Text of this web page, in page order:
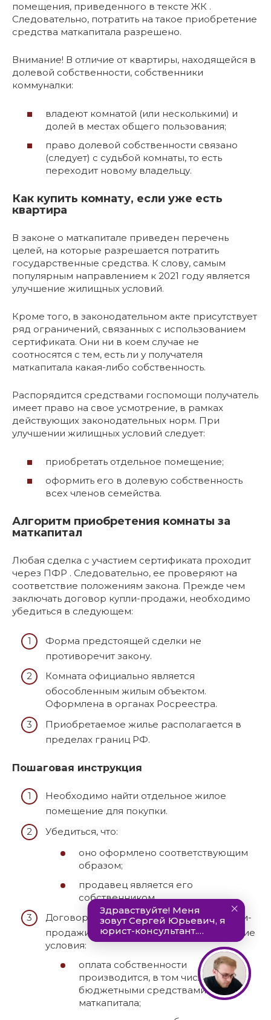
помещения, приведенного в тексте ЖК .
Следовательно, потратить на такое приобретение
средства маткапитала разрешено.
Внимание! В отличие от квартиры, находящейся в
долевой собственности, собственники
коммуналки:
владеют комнатой (или несколькими) и
долей в местах общего пользования;
право долевой собственности связано
(следует) с судьбой комнаты, то есть
переходит новому владельцу.
Как купить комнату, если уже есть
квартира
В законе о маткапитале приведен перечень
целей, на которые разрешается потратить
государственные средства. К слову, самым
популярным направлением к 2021 году является
улучшение жилищных условий.
Кроме того, в законодательном акте присутствует
ряд ограничений, связанных с использованием
сертификата. Они ни в коем случае не
соотносятся с тем, есть ли у получателя
маткапитала какая-либо собственность.
Распорядится средствами госпомощи получатель
имеет право на свое усмотрение, в рамках
действующих законодательных норм. При
улучшении жилищных условий следует:
приобретать отдельное помещение;
оформить его в долевую собственность
всех членов семейства.
Алгоритм приобретения комнаты за
маткапитал
Любая сделка с участием сертификата проходит
через ПФР . Следовательно, ее проверяют на
соответствие положениям закона. Прежде чем
заключать договор купли-продажи, необходимо
убедиться в следующем:
Форма предстоящей сделки не
противоречит закону.
Комната официально является
обособленным жилым объектом.
Оформлена в органах Росреестра.
Приобретаемое жилье располагается в
пределах границ РФ.
Пошаговая инструкция
Необходимо найти отдельное жилое
помещение для покупки.
Убедиться, что:
оно оформлено соответствующим
образом;
продавец является его
собственником.
Договориться и составить договор купли-
продажи, в котором прописываются такие
условия:
оплата собственности
производится, в том числе,
бюджетными средствами
маткапитала;